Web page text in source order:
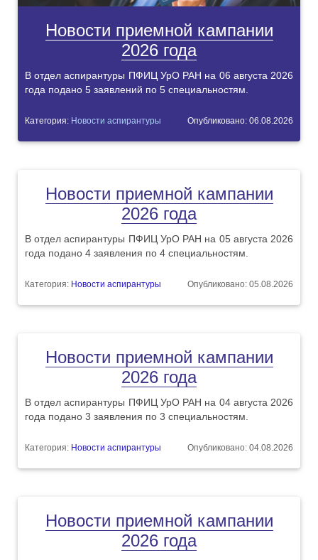
Новости приемной кампании
2026 года
В отдел аспирантуры ПФИЦ УрО РАН на 06 августа 2026
года подано 5 заявлений по 5 специальностям.
Категория: Новости аспирантуры Опубликовано: 06.08.2026
Новости приемной кампании
2026 года
В отдел аспирантуры ПФИЦ УрО РАН на 05 августа 2026
года подано 4 заявления по 4 специальностям.
Категория: Новости аспирантуры Опубликовано: 05.08.2026
Новости приемной кампании
2026 года
В отдел аспирантуры ПФИЦ УрО РАН на 04 августа 2026
года подано 3 заявления по 3 специальностям.
Категория: Новости аспирантуры Опубликовано: 04.08.2026
Новости приемной кампании
2026 года